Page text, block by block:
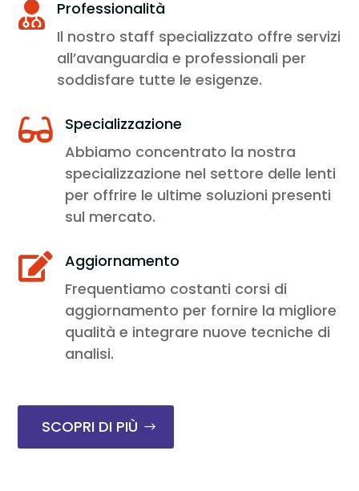

Professionalità
Il nostro staff specializzato offre servizi
all’avanguardia e professionali per
soddisfare tutte le esigenze.

Specializzazione
Abbiamo concentrato la nostra
specializzazione nel settore delle lenti
per offrire le ultime soluzioni presenti
sul mercato.

Aggiornamento
Frequentiamo costanti corsi di
aggiornamento per fornire la migliore
qualità e integrare nuove tecniche di
analisi.
SCOPRI DI PIÙ